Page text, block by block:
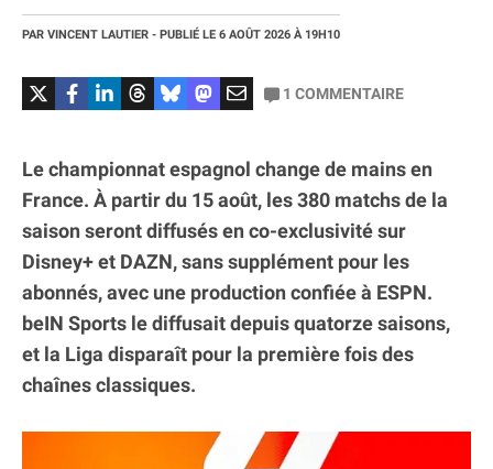
PAR VINCENT LAUTIER - PUBLIÉ LE 6 AOÛT 2026 À 19H10
1 COMMENTAIRE
Le championnat espagnol change de mains en
France. À partir du 15 août, les 380 matchs de la
saison seront diffusés en co-exclusivité sur
Disney+ et DAZN, sans supplément pour les
abonnés, avec une production confiée à ESPN.
beIN Sports le diffusait depuis quatorze saisons,
et la Liga disparaît pour la première fois des
chaînes classiques.